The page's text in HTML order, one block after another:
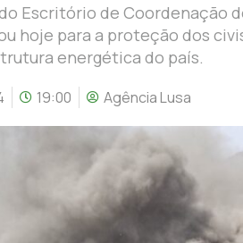
Escritório de Coordenação
hoje para a proteção dos
energética do país.
19:00 Agência Lusa